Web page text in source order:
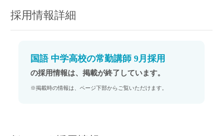
採用情報詳細
国語 中学高校の常勤講師 9月採用
の採用情報は、掲載が終了しています。
※掲載時の情報は、ページ下部からご覧いただけます。